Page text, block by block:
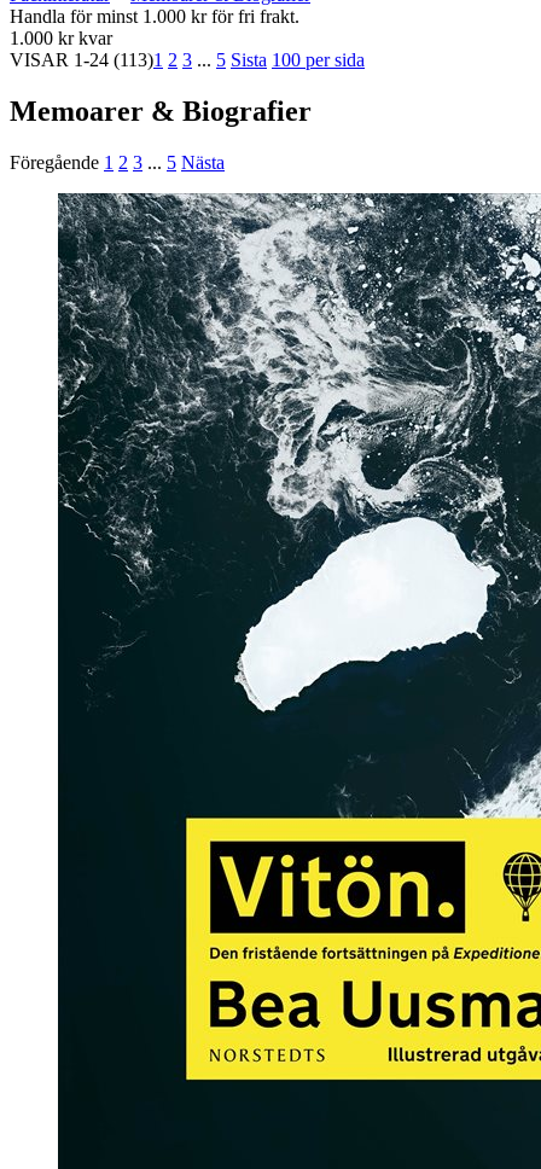
Handla för minst 1.000 kr för fri frakt.
1.000 kr kvar
VISAR 1-24 (113)1 2 3 ... 5 Sista 100 per sida
Memoarer & Biografier
Föregående 1 2 3 ... 5 Nästa